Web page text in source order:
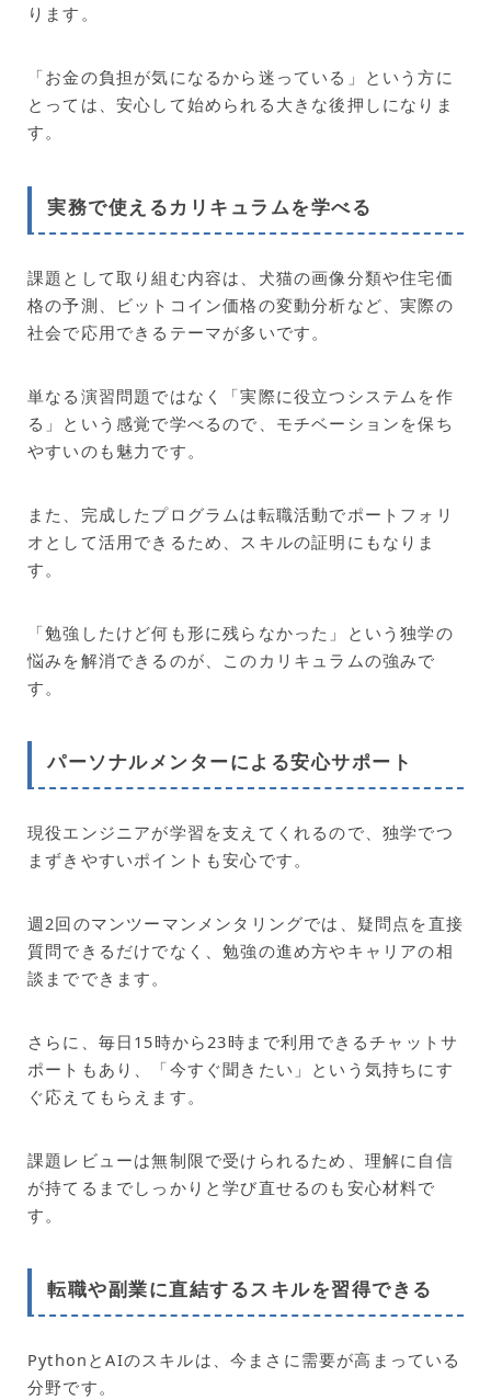
ります。
「お金の負担が気になるから迷っている」という方に
とっては、安心して始められる大きな後押しになりま
す。
実務で使えるカリキュラムを学べる
課題として取り組む内容は、犬猫の画像分類や住宅価
格の予測、ビットコイン価格の変動分析など、実際の
社会で応用できるテーマが多いです。
単なる演習問題ではなく「実際に役立つシステムを作
る」という感覚で学べるので、モチベーションを保ち
やすいのも魅力です。
また、完成したプログラムは転職活動でポートフォリ
オとして活用できるため、スキルの証明にもなりま
す。
「勉強したけど何も形に残らなかった」という独学の
悩みを解消できるのが、このカリキュラムの強みで
す。
パーソナルメンターによる安心サポート
現役エンジニアが学習を支えてくれるので、独学でつ
まずきやすいポイントも安心です。
週2回のマンツーマンメンタリングでは、疑問点を直接
質問できるだけでなく、勉強の進め方やキャリアの相
談までできます。
さらに、毎日15時から23時まで利用できるチャットサ
ポートもあり、「今すぐ聞きたい」という気持ちにす
ぐ応えてもらえます。
課題レビューは無制限で受けられるため、理解に自信
が持てるまでしっかりと学び直せるのも安心材料で
す。
転職や副業に直結するスキルを習得できる
PythonとAIのスキルは、今まさに需要が高まっている
分野です。